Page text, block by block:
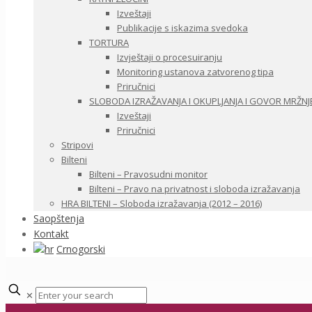
Izveštaji
Publikacije s iskazima svedoka
TORTURA
Izvještaji o procesuiranju
Monitoring ustanova zatvorenog tipa
Priručnici
SLOBODA IZRAŽAVANJA I OKUPLJANJA I GOVOR
Izveštaji
Priručnici
Stripovi
Bilteni
Bilteni – Pravosudni monitor
Bilteni – Pravo na privatnost i sloboda izražavanja
HRA BILTENI – Sloboda izražavanja (2012 – 2016)
Saopštenja
Kontakt
Crnogorski
✕